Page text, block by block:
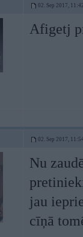
02. Sep 2017,
Afigetj
02. Sep 2017,
Nu
jau
cīņā